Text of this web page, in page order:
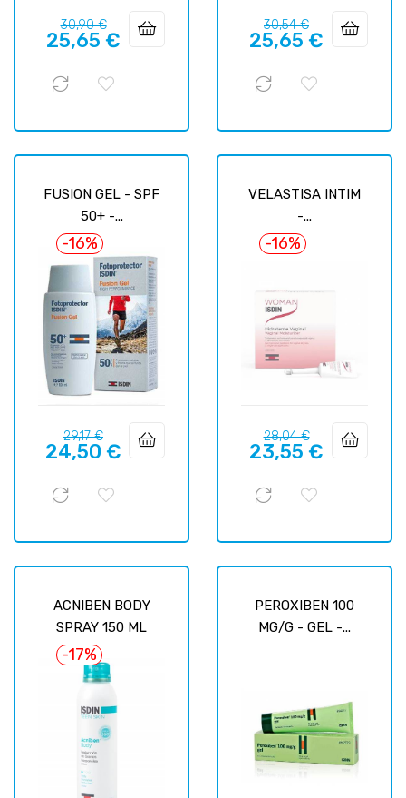
Prix
habituel
30,90 €Prix
25,65 €
Prix
habituel
30,54 €Prix
25,65 €
FUSION GEL - SPF
50+ -...
-16%
Prix
habituel
29,17 €Prix
24,50 €
VELASTISA INTIM
-...
-16%
Prix
habituel
28,04 €Prix
23,55 €
ACNIBEN BODY
SPRAY 150 ML
-17%
PEROXIBEN 100
MG/G - GEL -...